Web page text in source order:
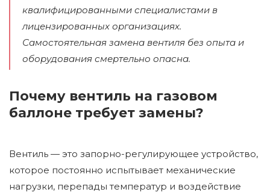
квалифицированными специалистами в
лицензированных организациях.
Самостоятельная замена вентиля без опыта и
оборудования смертельно опасна.
Почему вентиль на газовом
баллоне требует замены?
Вентиль — это запорно-регулирующее устройство,
которое постоянно испытывает механические
нагрузки, перепады температур и воздействие